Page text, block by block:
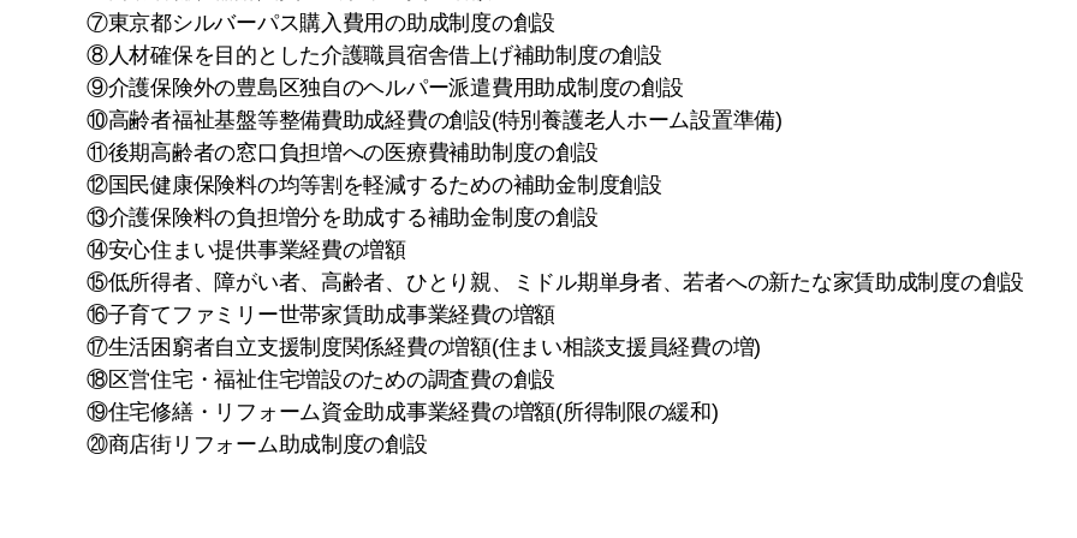
⑦東京都シルバーパス購入費用の助成制度の創設
⑧人材確保を目的とした介護職員宿舎借上げ補助制度の創設
⑨介護保険外の豊島区独自のヘルパー派遣費用助成制度の創設
⑩高齢者福祉基盤等整備費助成経費の創設(特別養護老人ホーム設置準備)
⑪後期高齢者の窓口負担増への医療費補助制度の創設
⑫国民健康保険料の均等割を軽減するための補助金制度創設
⑬介護保険料の負担増分を助成する補助金制度の創設
⑭安心住まい提供事業経費の増額
⑮低所得者、障がい者、高齢者、ひとり親、ミドル期単身者、若者への新たな家賃助成制度の創設
⑯子育てファミリー世帯家賃助成事業経費の増額
⑰生活困窮者自立支援制度関係経費の増額(住まい相談支援員経費の増)
⑱区営住宅・福祉住宅増設のための調査費の創設
⑲住宅修繕・リフォーム資金助成事業経費の増額(所得制限の緩和)
⑳商店街リフォーム助成制度の創設